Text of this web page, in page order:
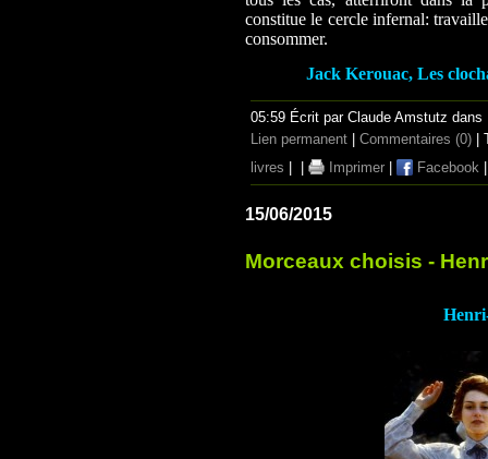
constitue le cercle infernal:
consommer.
Jack Kerouac, Les
05:59 Écrit par Claude Amstutz dans
Lien permanent
Commentaires (0) |
livres
Imprimer Facebook
15/06/2015
Morceaux choisis -